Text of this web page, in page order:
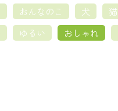
おんなのこ 犬 猫
ゆるい おしゃれ